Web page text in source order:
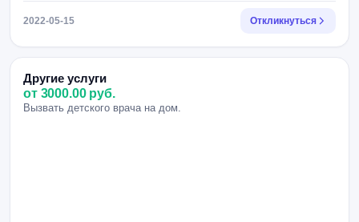
2022-05-15 Откликнуться
Другие услуги
от 3000.00 руб.
Вызвать детского врача на дом.